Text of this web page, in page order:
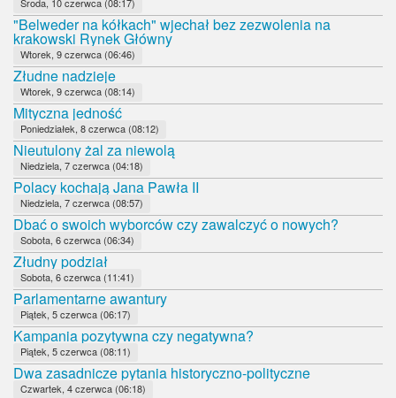
"Belweder na kółkach" wjechał bez zezwolenia na
krakowski Rynek Główny
Wtorek, 9 czerwca (06:46)
Złudne nadzieje
Wtorek, 9 czerwca (08:14)
Mityczna jedność
Poniedziałek, 8 czerwca (08:12)
Nieutulony żal za niewolą
Niedziela, 7 czerwca (04:18)
Polacy kochają Jana Pawła II
Niedziela, 7 czerwca (08:57)
Dbać o swoich wyborców czy zawalczyć o nowych?
Sobota, 6 czerwca (06:34)
Złudny podział
Sobota, 6 czerwca (11:41)
Parlamentarne awantury
Piątek, 5 czerwca (06:17)
Kampania pozytywna czy negatywna?
Piątek, 5 czerwca (08:11)
Dwa zasadnicze pytania historyczno-polityczne
Czwartek, 4 czerwca (06:18)